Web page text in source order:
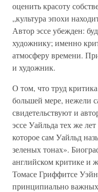
оценить красоту
„культура эпохи
Автор эссе убежден:
художнику; именно
атмосферу времени.
и художник.
О том, что труд
большей мере, нежели
свидетельствуют и
эссе Уайльда тех же
которое сам Уайльд
зеленых тонах».
английском критике и
Томасе Гриффитсе
принципиально